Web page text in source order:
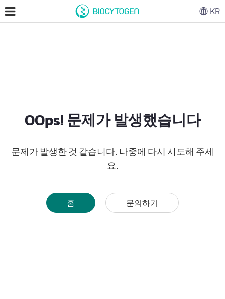
OOps! 문제가 발생했습니다
문제가 발생한 것 같습니다. 나중에 다시 시도해 주세
요.
홈 문의하기
KR